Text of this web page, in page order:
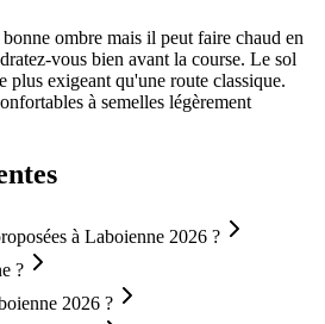
ombre mais il peut faire chaud en
vous bien avant la course. Le sol
plus exigeant qu'une route classique.
à semelles légèrement
à Laboienne 2026 ?
?
2026 ?